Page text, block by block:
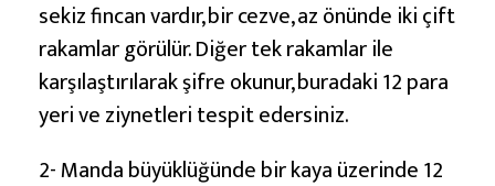
r
ı
sekiz fincan vardır, bir cezve, az önünde iki çift
rakamlar görülür. Diğer tek rakamlar ile
karşılaştırılarak şifre okunur, buradaki 12 para
yeri ve ziynetleri tespit edersiniz.
2- Manda büyüklüğünde bir kaya üzerinde 12